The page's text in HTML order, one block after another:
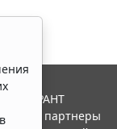
ГАРАНТ
и ее партнеры